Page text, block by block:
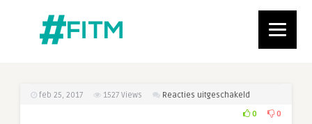
feb 25, 2017 1527 Views Reacties uitgeschakeld
#Weekend
0 0